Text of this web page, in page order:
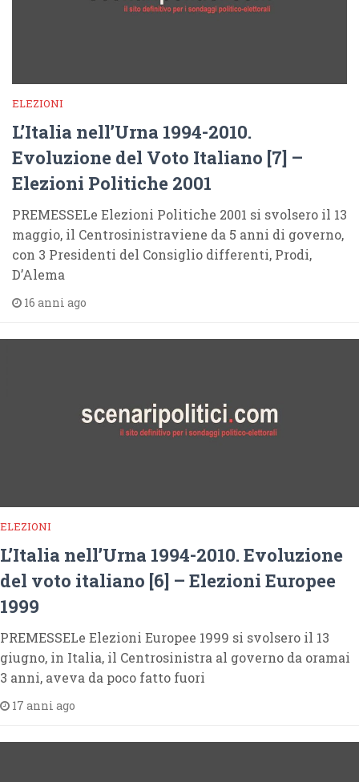
ELEZIONI
L’Italia nell’Urna 1994-2010.
Evoluzione del Voto Italiano [7] –
Elezioni Politiche 2001
PREMESSELe Elezioni Politiche 2001 si svolsero il 13
maggio, il Centrosinistraviene da 5 anni di governo,
con 3 Presidenti del Consiglio differenti, Prodi,
D’Alema
16 anni ago
ELEZIONI
L’Italia nell’Urna 1994-2010. Evoluzione
del voto italiano [6] – Elezioni Europee
1999
PREMESSELe Elezioni Europee 1999 si svolsero il 13
giugno, in Italia, il Centrosinistra al governo da oramai
3 anni, aveva da poco fatto fuori
17 anni ago